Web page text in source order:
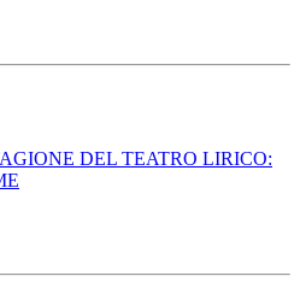
DEL TEATRO LIRICO: